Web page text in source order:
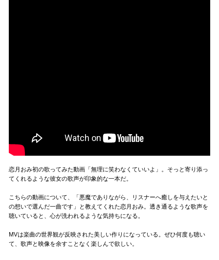
恋月おみ初の歌ってみた動画「無理に笑わなくていいよ」。そっと寄り添っ
てくれるような彼女の歌声が印象的な一本だ。
こちらの動画について、「悪魔でありながら、リスナーへ癒しを与えたいと
の想いで選んだ一曲です」と教えてくれた恋月おみ。透き通るような歌声を
聴いていると、心が洗われるような気持ちになる。
MVは楽曲の世界観が反映された美しい作りになっている。ぜひ何度も聴い
て、歌声と映像を余すことなく楽しんで欲しい。